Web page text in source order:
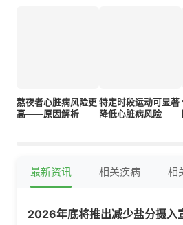
熬夜者心脏病风险更
高——原因解析
特定时段运动可显著
降低心脏病风险
最新资讯 相关疾病 相
2026年底将推出减少盐分摄入